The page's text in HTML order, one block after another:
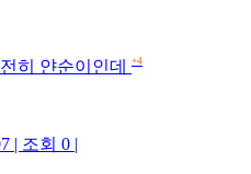
히 얀순이인데 +4
| 조회 0 |